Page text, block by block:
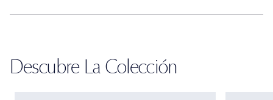
Descubre La Colección